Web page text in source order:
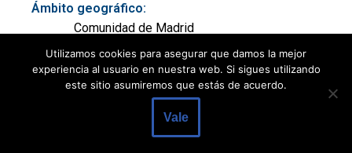
Ámbito geográfico:
Comunidad de Madrid
CPV:
50300000 Servicios de reparación y
mantenimiento
BOE-B-2019-35720
Utilizamos cookies para asegurar que damos la mejor
experiencia al usuario en nuestra web. Si sigues utilizando
este sitio asumiremos que estás de acuerdo.
Vale